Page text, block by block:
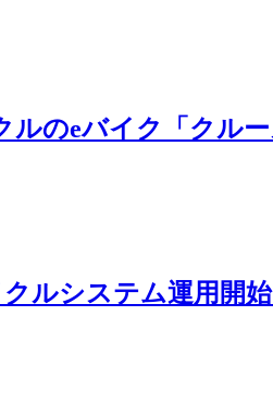
のeバイク「クルー
ルシステム運用開